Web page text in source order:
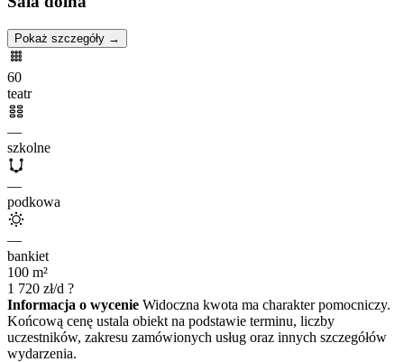
Pokaż szczegóły →
60
teatr
—
szkolne
—
podkowa
—
bankiet
100 m²
1 720 zł/d ?
Informacja o wycenie Widoczna kwota ma charakter pomocniczy.
Końcową cenę ustala obiekt na podstawie terminu, liczby
uczestników, zakresu zamówionych usług oraz innych szczegółów
wydarzenia.